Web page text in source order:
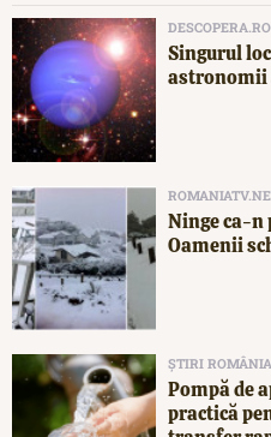
DESCOPERA.RO
Singurul
astronomii
Ninge ca-n
Oamenii
ȘTIRI ROMÂNIA
Pompă de
practică